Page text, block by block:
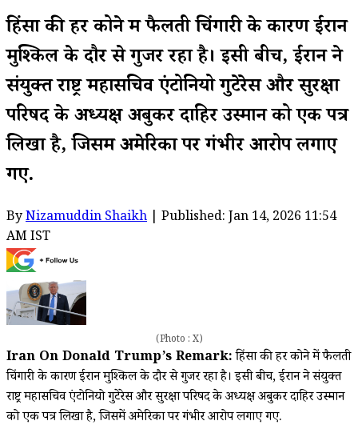
हिंसा की हर कोने में फैलती चिंगारी के कारण ईरान
मुश्किल के दौर से गुजर रहा है। इसी बीच, ईरान ने
संयुक्त राष्ट्र महासचिव एंटोनियो गुटेरेस और सुरक्षा
परिषद के अध्यक्ष अबुकर दाहिर उस्मान को एक पत्र
लिखा है, जिसमें अमेरिका पर गंभीर आरोप लगाए
गए.
ByNizamuddin Shaikh | Published: Jan 14, 2026 11:54
AM IST
(Photo : X)
Iran On Donald Trump’s Remark:हिंसा की हर कोने में फैलती
चिंगारी के कारण ईरान मुश्किल के दौर से गुजर रहा है। इसी बीच, ईरान ने संयुक्त
राष्ट्र महासचिव एंटोनियो गुटेरेस और सुरक्षा परिषद के अध्यक्ष अबुकर दाहिर उस्मान
को एक पत्र लिखा है, जिसमें अमेरिका पर गंभीर आरोप लगाए गए.